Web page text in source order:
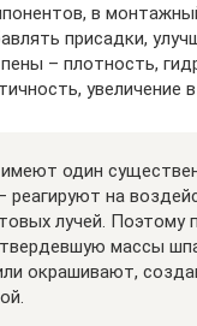
в
присадки,
пены – плотность,
увеличение
один
реагируют на
лучей. Поэтому
массы
окрашивают,